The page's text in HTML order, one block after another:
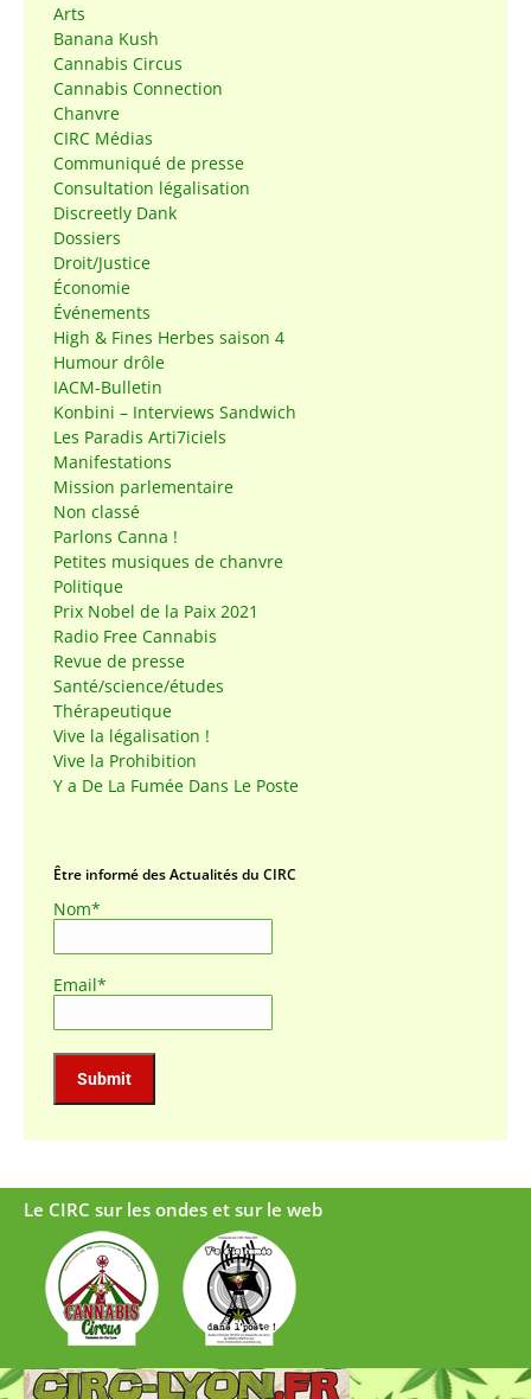
Arts
Banana Kush
Cannabis Circus
Cannabis Connection
Chanvre
CIRC Médias
Communiqué de presse
Consultation légalisation
Discreetly Dank
Dossiers
Droit/Justice
Économie
Événements
High & Fines Herbes saison 4
Humour drôle
IACM-Bulletin
Konbini – Interviews Sandwich
Les Paradis Arti7iciels
Manifestations
Mission parlementaire
Non classé
Parlons Canna !
Petites musiques de chanvre
Politique
Prix Nobel de la Paix 2021
Radio Free Cannabis
Revue de presse
Santé/science/études
Thérapeutique
Vive la légalisation !
Vive la Prohibition
Y a De La Fumée Dans Le Poste
Être informé des Actualités du CIRC
Nom*
Email*
Le CIRC sur les ondes et sur le web